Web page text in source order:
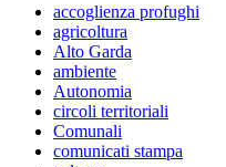
accoglienza profughi
agricoltura
Alto Garda
ambiente
Autonomia
circoli territoriali
Comunali
comunicati stampa